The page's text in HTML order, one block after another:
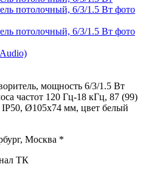
мощность 6/3/1.5 Вт
частот 120 Гц-18 кГц, 87 (99)
IP50, Ø105х74 мм, цвет белый
Москва *
ТК